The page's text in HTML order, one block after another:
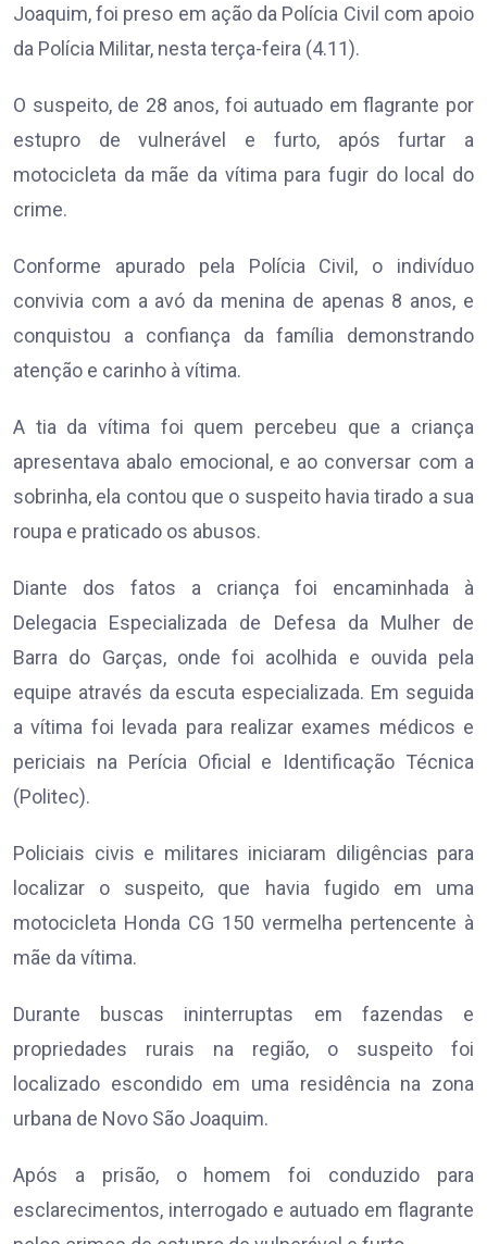
Joaquim, foi preso em ação da Polícia Civil com apoio
da Polícia Militar, nesta terça-feira (4.11).
O suspeito, de 28 anos, foi autuado em flagrante por
estupro de vulnerável e furto, após furtar a
motocicleta da mãe da vítima para fugir do local do
crime.
Conforme apurado pela Polícia Civil, o indivíduo
convivia com a avó da menina de apenas 8 anos, e
conquistou a confiança da família demonstrando
atenção e carinho à vítima.
A tia da vítima foi quem percebeu que a criança
apresentava abalo emocional, e ao conversar com a
sobrinha, ela contou que o suspeito havia tirado a sua
roupa e praticado os abusos.
Diante dos fatos a criança foi encaminhada à
Delegacia Especializada de Defesa da Mulher de
Barra do Garças, onde foi acolhida e ouvida pela
equipe através da escuta especializada. Em seguida
a vítima foi levada para realizar exames médicos e
periciais na Perícia Oficial e Identificação Técnica
(Politec).
Policiais civis e militares iniciaram diligências para
localizar o suspeito, que havia fugido em uma
motocicleta Honda CG 150 vermelha pertencente à
mãe da vítima.
Durante buscas ininterruptas em fazendas e
propriedades rurais na região, o suspeito foi
localizado escondido em uma residência na zona
urbana de Novo São Joaquim.
Após a prisão, o homem foi conduzido para
esclarecimentos, interrogado e autuado em flagrante